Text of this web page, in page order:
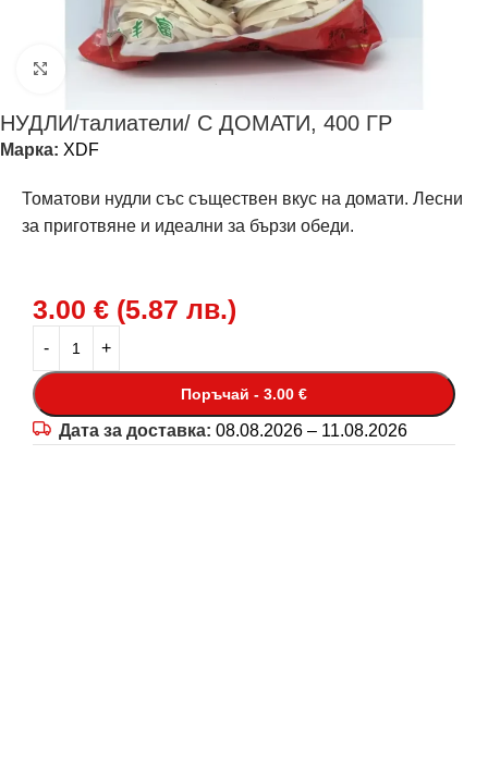
Щракнете за уголемяване
НУДЛИ/талиатели/ С ДОМАТИ, 400 ГР
Марка: XDF
Томатови нудли със съществен вкус на домати. Лесни
за приготвяне и идеални за бързи обеди.
3.00 € (5.87 лв.)
Поръчай - 3.00 €
Дата за доставка: 08.08.2026 – 11.08.2026